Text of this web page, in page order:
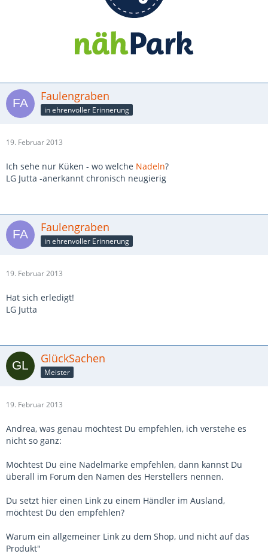
Faulengraben
in ehrenvoller Erinnerung
19. Februar 2013
Ich sehe nur Küken - wo welche Nadeln?
LG Jutta -anerkannt chronisch neugierig
Faulengraben
in ehrenvoller Erinnerung
19. Februar 2013
Hat sich erledigt!
LG Jutta
GlückSachen
Meister
19. Februar 2013
Andrea, was genau möchtest Du empfehlen, ich verstehe es
nicht so ganz:
Möchtest Du eine Nadelmarke empfehlen, dann kannst Du
überall im Forum den Namen des Herstellers nennen.
Du setzt hier einen Link zu einem Händler im Ausland,
möchtest Du den empfehlen?
Warum ein allgemeiner Link zu dem Shop, und nicht auf das
Produkt"